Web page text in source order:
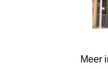
Meer